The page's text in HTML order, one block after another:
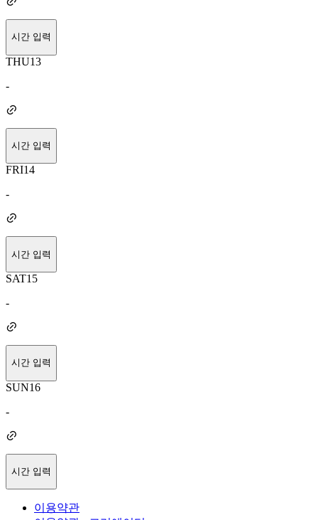
시간 입력
THU13
-
시간 입력
FRI14
-
시간 입력
SAT15
-
시간 입력
SUN16
-
시간 입력
이용약관